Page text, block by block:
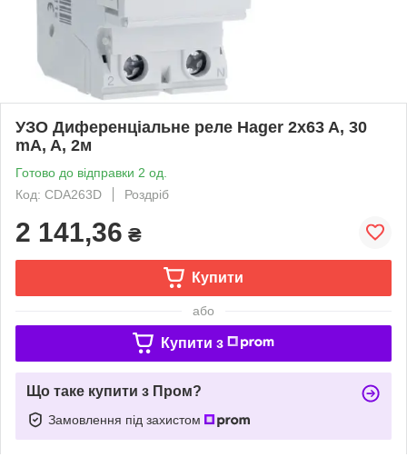
УЗО Диференціальне реле Hager 2x63 A, 30
mA, A, 2м
Готово до відправки 2 од.
Код: CDA263D
Роздріб
2 141,36 ₴
Купити
або
Купити з
Що таке купити з Пром?
Замовлення під захистом